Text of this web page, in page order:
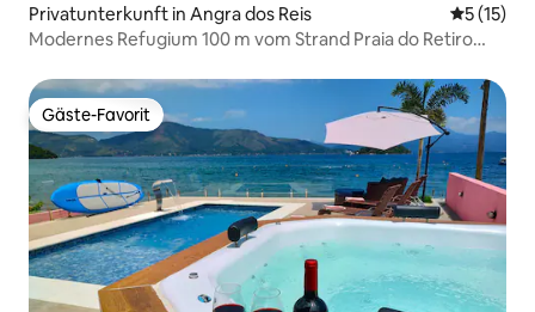
Privatunterkunft in Angra dos Reis
5 (15)
Modernes Refugium 100 m vom Strand Praia do Retiro
Gäste-Favorit
Gäste-Favorit